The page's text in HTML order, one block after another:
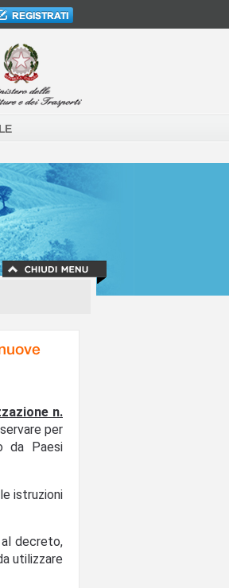
n.
per
da Paesi
istruzioni
decreto,
utilizzare